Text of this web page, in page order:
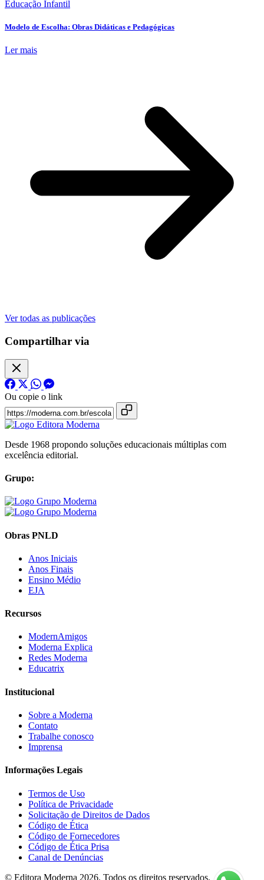
Educação Infantil
Modelo de Escolha: Obras Didáticas e Pedagógicas
Ler mais
Ver todas as publicações
Compartilhar via
Ou copie o link
Desde 1968 propondo soluções educacionais múltiplas com
excelência editorial.
Grupo:
Obras PNLD
Anos Iniciais
Anos Finais
Ensino Médio
EJA
Recursos
ModernAmigos
Moderna Explica
Redes Moderna
Educatrix
Institucional
Sobre a Moderna
Contato
Trabalhe conosco
Imprensa
Informações Legais
Termos de Uso
Política de Privacidade
Solicitação de Direitos de Dados
Código de Ética
Código de Fornecedores
Código de Ética Prisa
Canal de Denúncias
© Editora Moderna 2026. Todos os direitos reservados.